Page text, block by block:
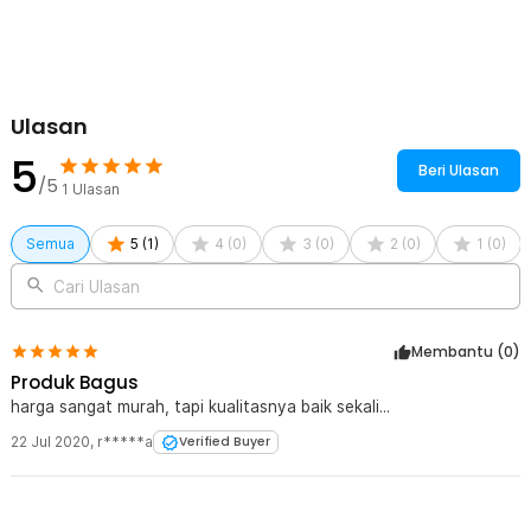
Kelengkapan Produk
Rincian yang Anda dapatkan untuk pembelian produk ini:
1 x Universal Hot Shoe Flash Kamera Mount Holder 1/4 Thread -
AS-21
Ulasan
5/5 1 Ulasan
Beri Ulasan
Semua 5 (1 ) 4 (0) 3 (0) 2 (0) 1 (0)
Cari Ulasan
Membantu (0)
Produk Bagus
harga sangat murah, tapi kualitasnya baik sekali...
22 Jul 2020, r*****a Verified Buyer